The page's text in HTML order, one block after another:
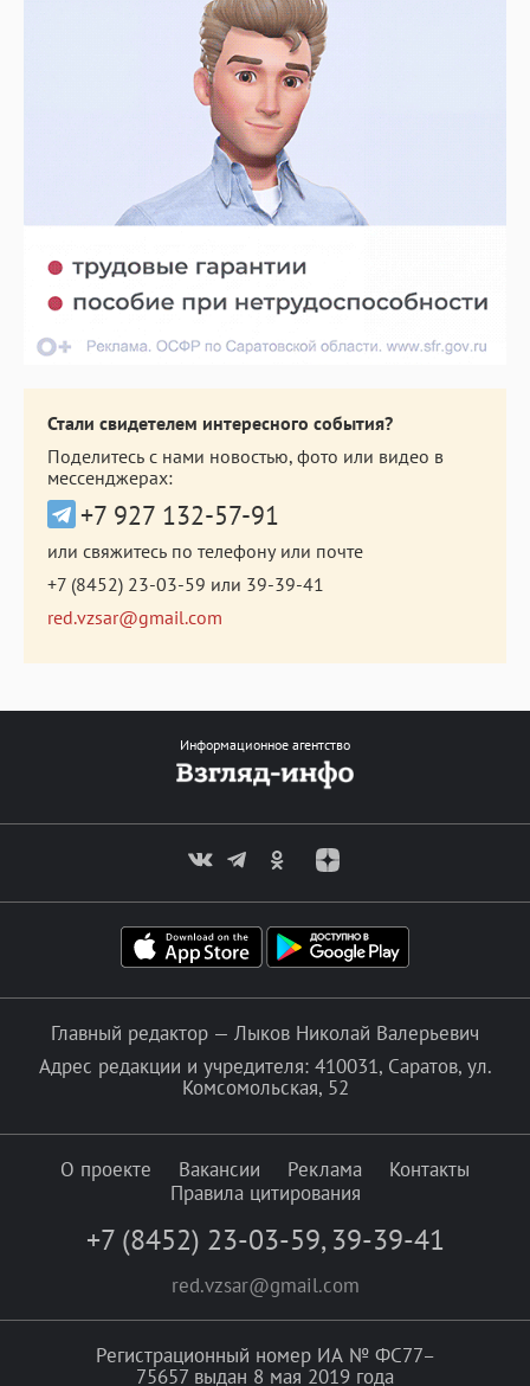
Стали свидетелем интересного события?
Поделитесь с нами новостью, фото или видео в
мессенджерах:
+7 927 132-57-91
или свяжитесь по телефону или почте
+7 (8452) 23-03-59 или 39-39-41
red.vzsar@gmail.com
Информационное агентство
Главный редактор — Лыков Николай Валерьевич
Адрес редакции и учредителя: 410031, Саратов, ул.
Комсомольская, 52
О проекте Вакансии Реклама
Контакты
Правила цитирования
+7 (8452) 23-03-59, 39-39-41
red.vzsar@gmail.com
Регистрационный номер ИА № ФС77–
75657 выдан 8 мая 2019 года